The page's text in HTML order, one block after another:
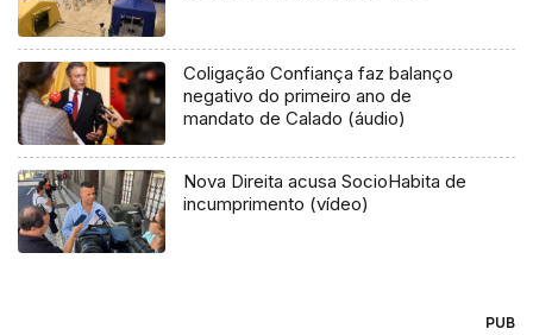
Coligação Confiança faz balanço
negativo do primeiro ano de
mandato de Calado (áudio)
Nova Direita acusa SocioHabita de
incumprimento (vídeo)
PUB